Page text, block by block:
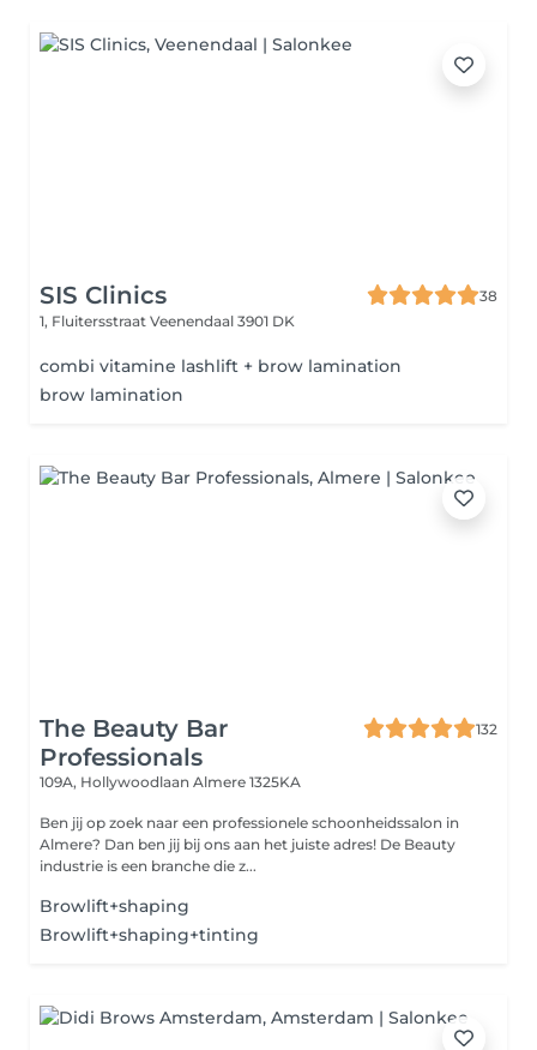
SIS Clinics
38
1, Fluitersstraat Veenendaal 3901 DK
combi vitamine lashlift + brow lamination
brow lamination
The Beauty Bar
Professionals
132
109A, Hollywoodlaan Almere 1325KA
Ben jij op zoek naar een professionele schoonheidssalon in
Almere? Dan ben jij bij ons aan het juiste adres! De Beauty
industrie is een branche die z...
Browlift+shaping
Browlift+shaping+tinting